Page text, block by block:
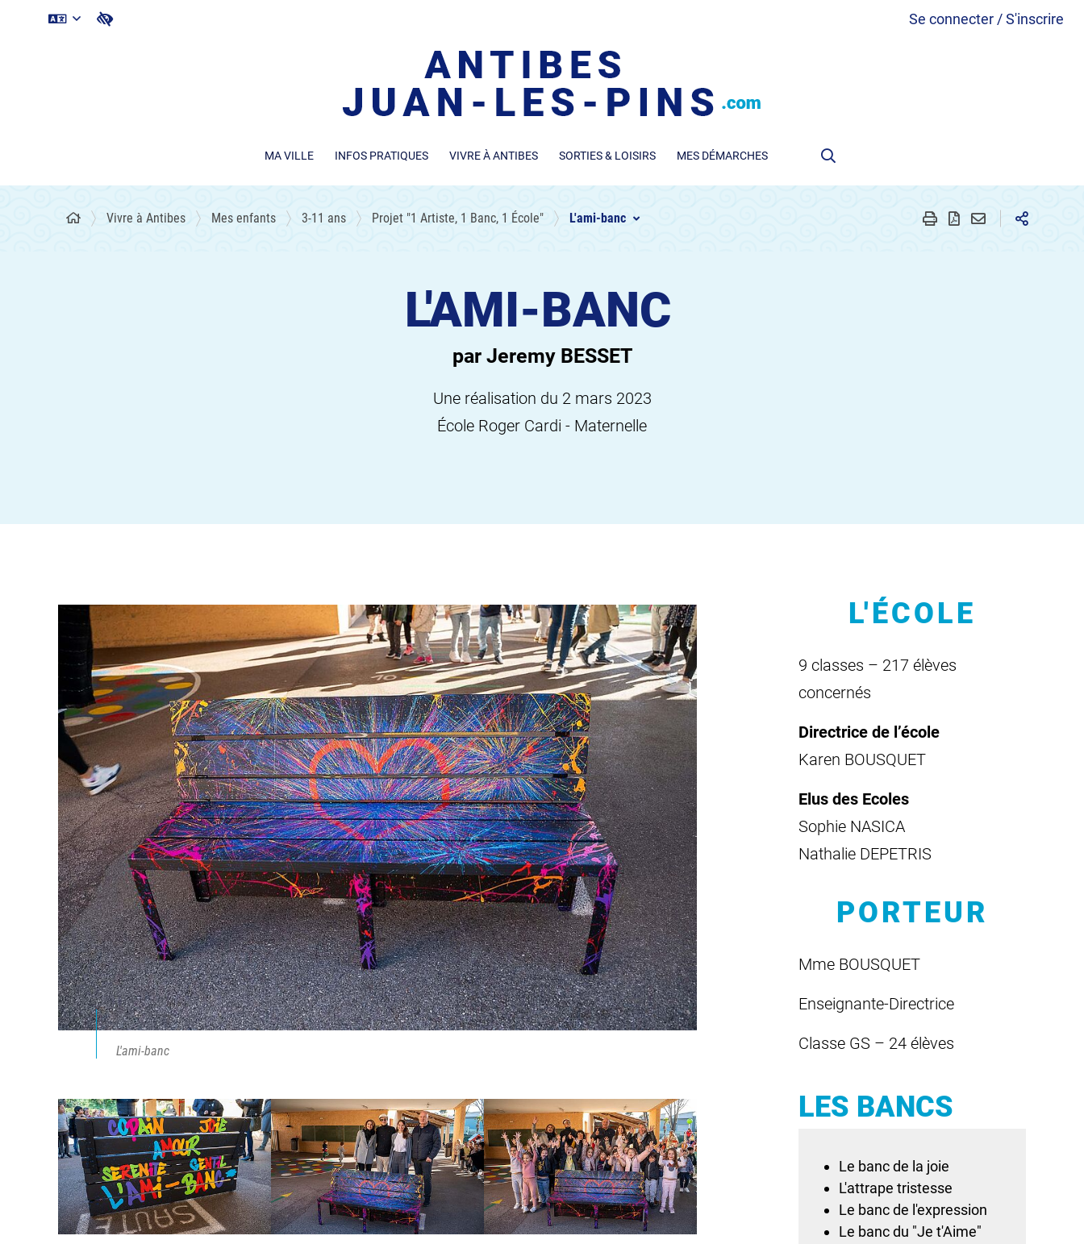
Se connecter / S'inscrire
MA VILLE INFOS PRATIQUES VIVRE À ANTIBES SORTIES & LOISIRS MES DÉMARCHES
Vivre à Antibes Mes enfants 3-11 ans Projet "1 Artiste, 1 Banc, 1 École" L'ami-banc
L'AMI-BANC
par Jeremy BESSET
Une réalisation du 2 mars 2023
École Roger Cardi - Maternelle
L'ami-banc
L'ÉCOLE
9 classes – 217 élèves
concernés
Directrice de l’école
Karen BOUSQUET
Elus des Ecoles
Sophie NASICA
Nathalie DEPETRIS
PORTEUR
Mme BOUSQUET
Enseignante-Directrice
Classe GS – 24 élèves
LES BANCS
Le banc de la joie
L'attrape tristesse
Le banc de l'expression
Le banc du "Je t'Aime"